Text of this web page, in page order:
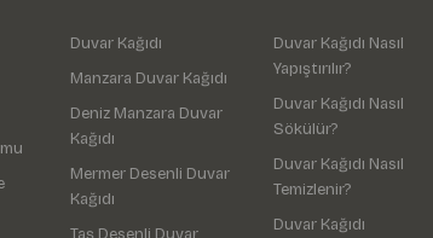
Duvar Kağıdı
Manzara Duvar Kağıdı
Deniz Manzara Duvar
Kağıdı
Mermer Desenli Duvar
Kağıdı
Duvar Kağıdı Nasıl
Yapıştırılır?
Duvar Kağıdı Nasıl
Sökülür?
Duvar Kağıdı Nasıl
Temizlenir?
Duvar Kağıdı